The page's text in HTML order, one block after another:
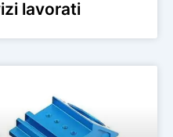
lavorati